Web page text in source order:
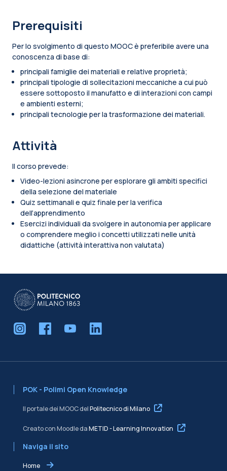
Prerequisiti
Per lo svolgimento di questo MOOC è preferibile avere una
conoscenza di base di:
principali famiglie dei materiali e relative proprietà;
principali tipologie di sollecitazioni meccaniche a cui può
essere sottoposto il manufatto e di interazioni con campi
e ambienti esterni;
principali tecnologie per la trasformazione dei materiali.
Attività
Il corso prevede:
Video-lezioni asincrone per esplorare gli ambiti specifici
della selezione del materiale
Quiz settimanali e quiz finale per la verifica
dell’apprendimento
Esercizi individuali da svolgere in autonomia per applicare
o comprendere meglio i concetti utilizzati nelle unità
didattiche (attività interattiva non valutata)
Blocchi
POK - Polimi Open Knowledge
Il portale dei MOOC delPolitecnico di Milano
Creato con Moodle daMETID - Learning Innovation
Naviga il sito
Home